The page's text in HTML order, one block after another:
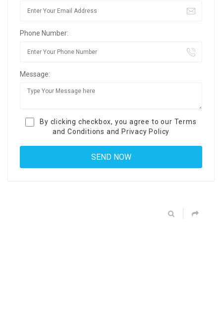
Phone Number:
Message:
By clicking checkbox, you agree to our Terms
and Conditions and Privacy Policy